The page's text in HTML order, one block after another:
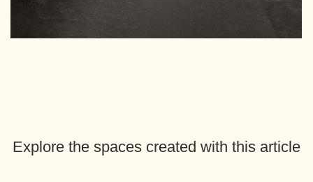
Explore the spaces created with this article